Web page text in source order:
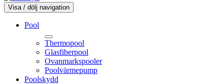
Visa / dölj navigation
Pool
Thermopool
Glasfiberpool
Ovanmarkspooler
Poolvärmepump
Toggle
Poolskydd